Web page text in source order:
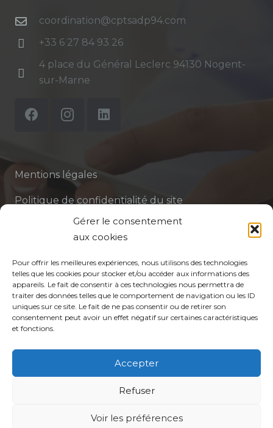
Gérer le consentement
aux cookies
Pour offrir les meilleures expériences, nous utilisons des technologies
telles que les cookies pour stocker et/ou accéder aux informations des
appareils. Le fait de consentir à ces technologies nous permettra de
traiter des données telles que le comportement de navigation ou les ID
uniques sur ce site. Le fait de ne pas consentir ou de retirer son
consentement peut avoir un effet négatif sur certaines caractéristiques
et fonctions.
Accepter
Refuser
Voir les préférences
coordination@cptsadp94.com
+33 6 27 84 93 26
4 place du Général Leclerc 94130 Nogent-
sur-Marne
Mentions légales
Politique de confidentialité du site
Politique de protection des données de la CPTS
Votre CPTS
Professionnels de santé